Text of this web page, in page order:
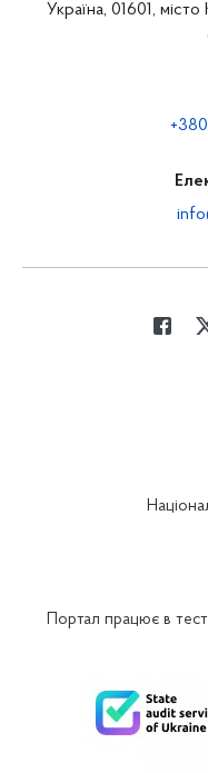
Україна, 01601,
Портал працює в